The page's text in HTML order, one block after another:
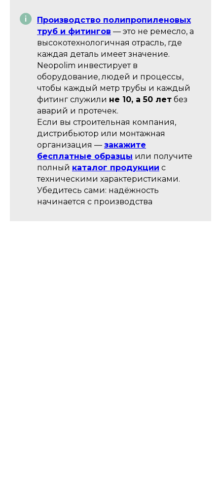
Производство полипропиленовых
труб и фитингов — это не ремесло, а
высокотехнологичная отрасль, где
каждая деталь имеет значение.
Neopolim инвестирует в
оборудование, людей и процессы,
чтобы каждый метр трубы и каждый
фитинг служили не 10, а 50 лет без
аварий и протечек.
Если вы строительная компания,
дистрибьютор или монтажная
организация — закажите
бесплатные образцы или получите
полный каталог продукции с
техническими характеристиками.
Убедитесь сами: надёжность
начинается с производства